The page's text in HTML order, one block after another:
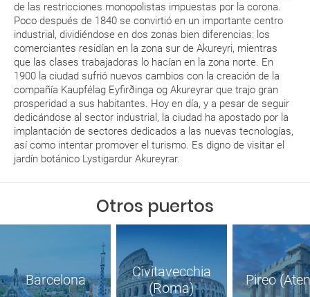
de las restricciones monopolistas impuestas por la corona.
Poco después de 1840 se convirtió en un importante centro
industrial, dividiéndose en dos zonas bien diferencias: los
comerciantes residían en la zona sur de Akureyri, mientras
que las clases trabajadoras lo hacían en la zona norte. En
1900 la ciudad sufrió nuevos cambios con la creación de la
compañía Kaupfélag Eyfirðinga og Akureyrar que trajo gran
prosperidad a sus habitantes. Hoy en día, y a pesar de seguir
dedicándose al sector industrial, la ciudad ha apostado por la
implantación de sectores dedicados a las nuevas tecnologías,
así como intentar promover el turismo. Es digno de visitar el
jardín botánico Lystigardur Akureyrar.
Otros puertos
Barcelona
Civitavecchia
(Roma)
Pireo